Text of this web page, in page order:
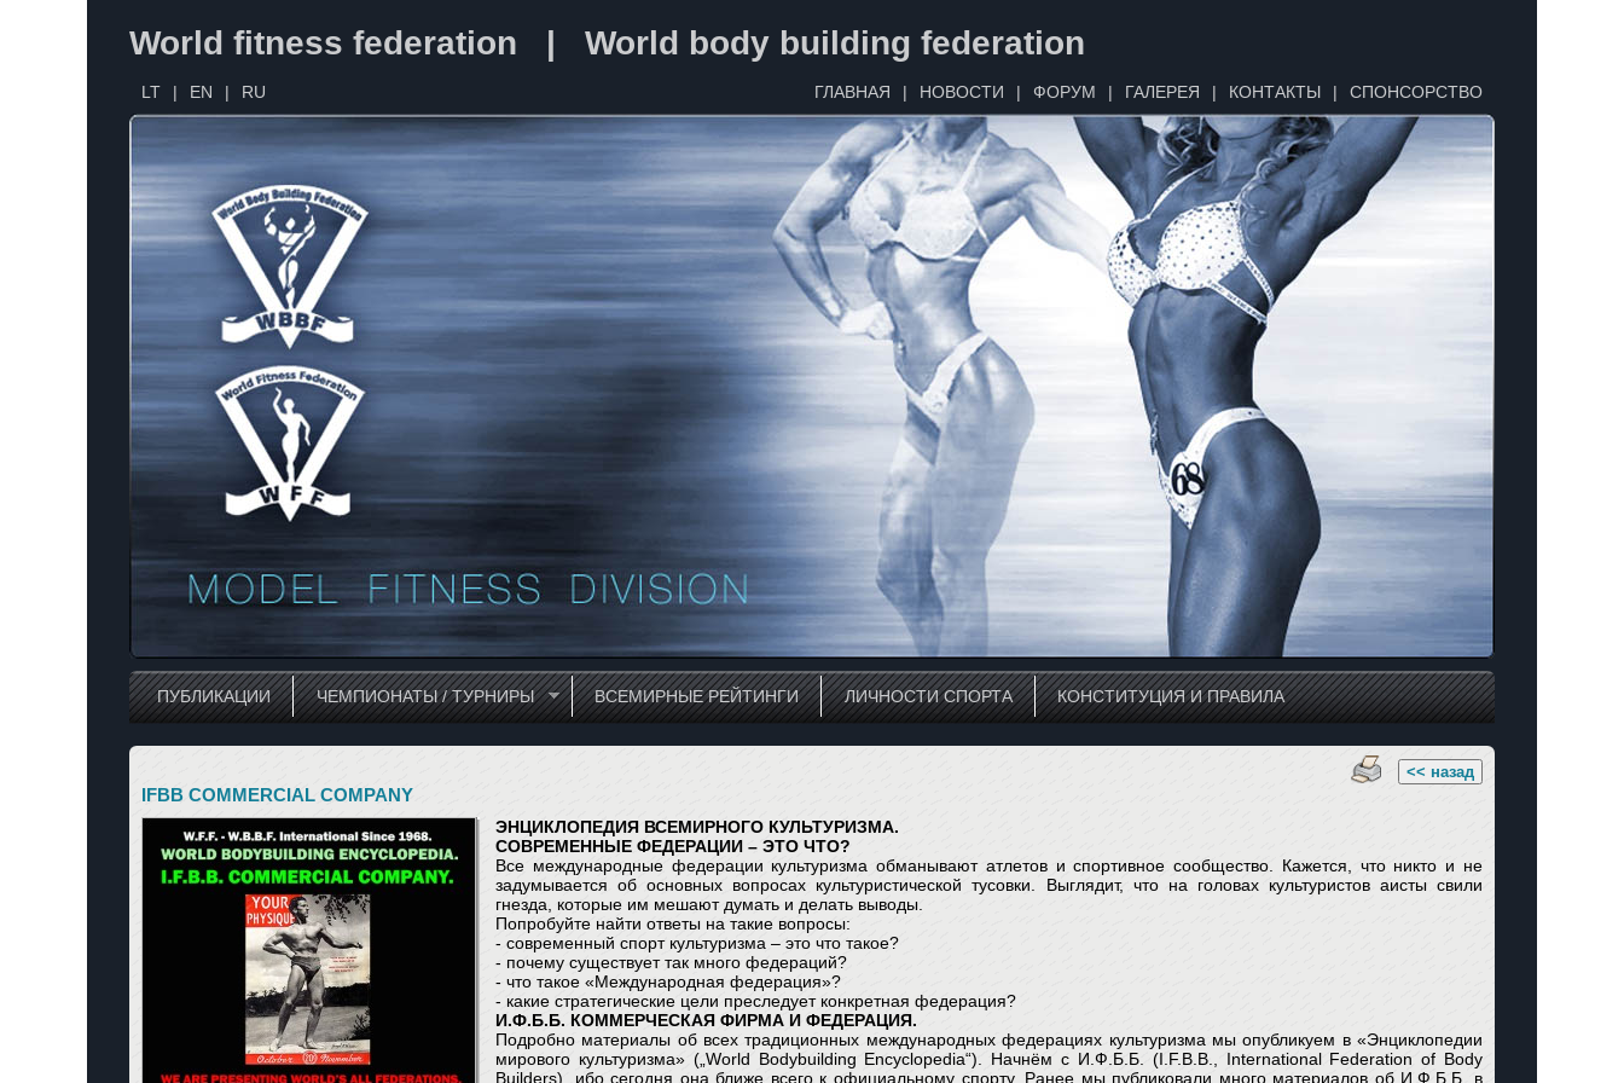
World fitness federation | World body building federation
LT | EN | RU ГЛАВНАЯ | НОВОСТИ | ФОРУМ | ГАЛЕРЕЯ | КОНТАКТЫ | СПОНСОРСТВО
ПУБЛИКАЦИИ ЧЕМПИОНАТЫ / ТУРНИРЫ ВСЕМИРНЫЕ РЕЙТИНГИ ЛИЧНОСТИ СПОРТА КОНСТИТУЦИЯ И ПРАВИЛА
<< назад
IFBB COMMERCIAL COMPANY
ЭНЦИКЛОПЕДИЯ ВСЕМИРНОГО КУЛЬТУРИЗМА.
СОВРЕМЕННЫЕ ФЕДЕРАЦИИ – ЭТО ЧТО?
Все международные федерации культуризма обманывают атлетов и спортивное сообщество. Кажется, что никто и не
задумывается об основных вопросах культуристической тусовки. Выглядит, что на головах культуристов аисты свили
гнезда, которые им мешают думать и делать выводы.
Попробуйте найти ответы на такие вопросы:
- современный спорт культуризма – это что такое?
- почему существует так много федераций?
- что такое «Международная федерация»?
- какие стратегические цели преследует конкретная федерация?
И.Ф.Б.Б. КОММЕРЧЕСКАЯ ФИРМА И ФЕДЕРАЦИЯ.
Подробно материалы об всех традиционных международных федерациях культуризма мы опубликуем в «Энциклопедии
мирового культуризма» („World Bodybuilding Encyclopedia“). Начнём с И.Ф.Б.Б. (I.F.B.B., International Federation of Body
Builders), ибо сегодня она ближе всего к официальному спорту. Ранее мы публиковали много материалов об И.Ф.Б.Б. в